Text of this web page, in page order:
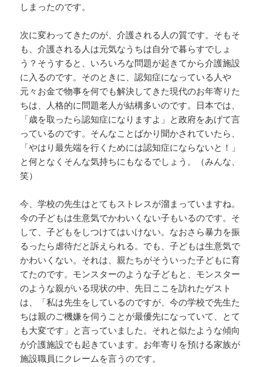
しまったのです。
次に変わってきたのが、介護される人の質です。そもそ
も、介護される人は元気なうちは自分で暮らすでしょ
う？そうすると、いろいろな問題が起きてから介護施設
に入るのです。そのときに、認知症になっている人や
元々お金で物事を何でも解決してきた現代のお年寄りた
ちは、人格的に問題老人が結構多いのです。日本では、
「歳を取ったら認知症になりますよ」と政府をあげて言
っているのです。そんなことばかり聞かされていたら、
「やはり最先端を行くためには認知症にならないと！」
と何となくそんな気持ちにもなるでしょう。（みんな、
笑）
今、学校の先生はとてもストレスが溜まっていますね。
今の子どもは生意気でかわいくない子もいるのです。そ
して、子どもをしつけてはいけない。なおさら暴力を振
るったら虐待だと訴えられる。でも、子どもは生意気で
かわいくない。それは、親たちがそういった子どもに育
てたのです。モンスターのような子どもと、モンスター
のような親がいる現状の中、先日ここを訪れたゲスト
は、「私は先生をしているのですが、今の学校で先生た
ちは親のご機嫌を伺うことが最優先になっていて、とて
も大変です」と言っていました。それと似たような傾向
が介護施設でも起きています。お年寄りを預ける家族が
施設職員にクレームを言うのです。